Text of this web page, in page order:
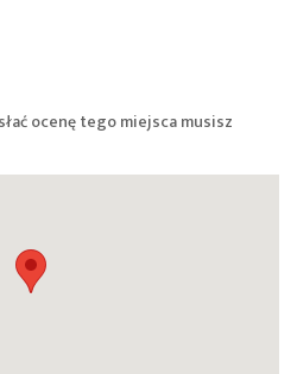
ocenę tego miejsca musisz